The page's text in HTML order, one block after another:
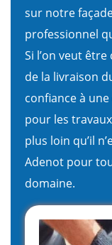
sur notre
professionnel
Si l’on veut
de la livraison
confiance à
pour les
plus loin qu’il
Adenot pour
domaine.